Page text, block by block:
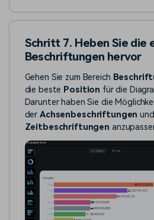
Schritt 7. Heben Sie die
Beschriftungen hervor
Gehen Sie zum Bereich
die beste Position für die
Darunter haben Sie die
derAchsenbeschriftungenund
Zeitbeschriftungen